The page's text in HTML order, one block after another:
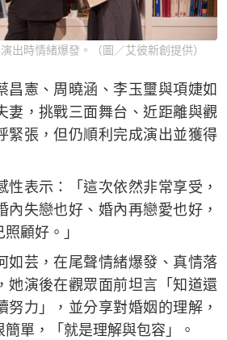
出時情緒爆發。（圖／艾彼新創提供）
昌憲、周曉涵、李玉璽與項婕如
妻，挑戰三面舞台、近距離與觀
緊張，但仍順利完成演出並獲得
性表示：「這次依然非常享受，
內失戀也好、婚內再戀愛也好，
顧好。」
如芸，在尾聲情緒爆發、真情落
她演後在觀眾面前坦言「知道還
努力」，並分享對婚姻的理解，
單，「就是理解與包容」。